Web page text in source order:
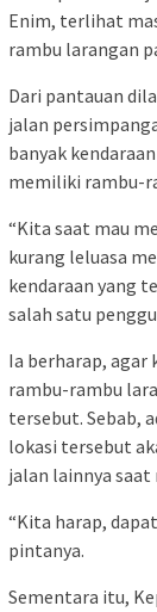
Enim, terlihat
rambu larangan
Dari pantauan
jalan
banyak
memiliki rambu-
“Kita saat mau
kurang leluasa
kendaraan yang
salah satu
Ia berharap,
rambu-rambu
tersebut. Sebab,
lokasi tersebut
jalan lainnya
“Kita harap,
pintanya.
Sementara itu,